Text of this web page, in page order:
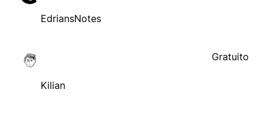
EdriansNotes
Kilian
Gratuito